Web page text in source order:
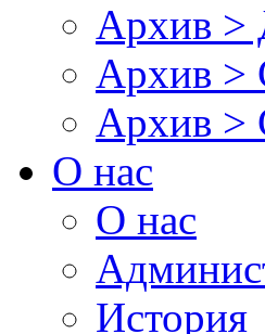
Архив >
Архив >
Архив >
О нас
О нас
История